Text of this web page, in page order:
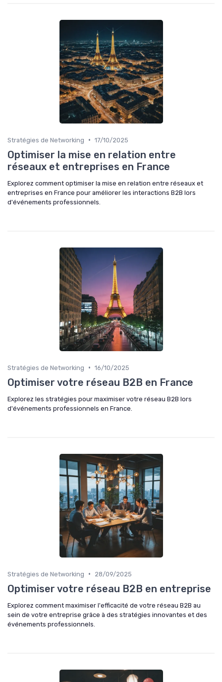
Stratégies de Networking • 17/10/2025
Optimiser la mise en relation entre
réseaux et entreprises en France
Explorez comment optimiser la mise en relation entre réseaux et
entreprises en France pour améliorer les interactions B2B lors
d'événements professionnels.
Stratégies de Networking • 16/10/2025
Optimiser votre réseau B2B en France
Explorez les stratégies pour maximiser votre réseau B2B lors
d'événements professionnels en France.
Stratégies de Networking • 28/09/2025
Optimiser votre réseau B2B en entreprise
Explorez comment maximiser l'efficacité de votre réseau B2B au
sein de votre entreprise grâce à des stratégies innovantes et des
événements professionnels.